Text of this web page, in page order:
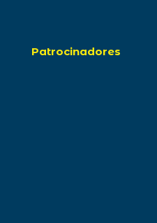
Patrocinadores